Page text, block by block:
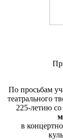
По просьбам
театрального
225-летию
в